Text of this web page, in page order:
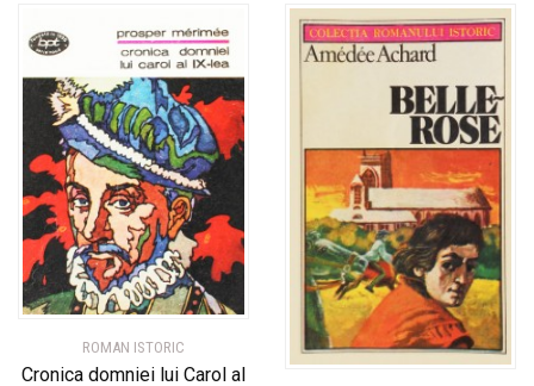
ROMAN ISTORIC
Cronica domniei lui Carol al